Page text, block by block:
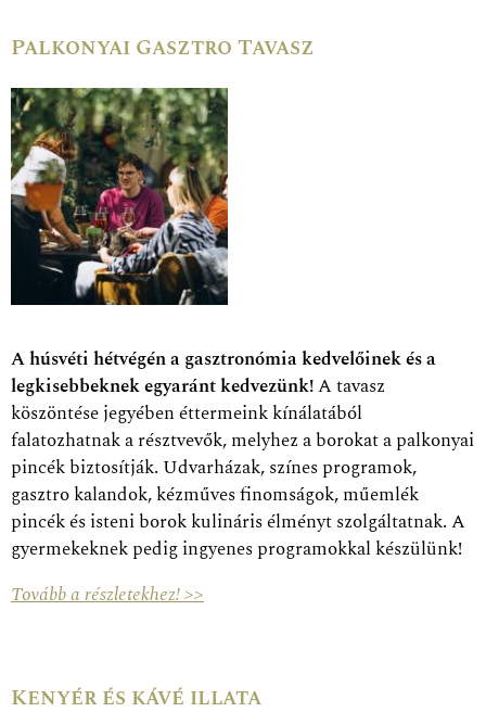
Palkonyai Gasztro Tavasz
A húsvéti hétvégén a gasztronómia kedvelőinek és a
legkisebbeknek egyaránt kedvezünk!A tavasz
köszöntése jegyében éttermeink kínálatából
falatozhatnak a résztvevők, melyhez a borokat a palkonyai
pincék biztosítják. Udvarházak, színes programok,
gasztro kalandok, kézműves finomságok, műemlék
pincék és isteni borok kulináris élményt szolgáltatnak. A
gyermekeknek pedig ingyenes programokkal készülünk!
Tovább a részletekhez! >>
Kenyér és kávé illata